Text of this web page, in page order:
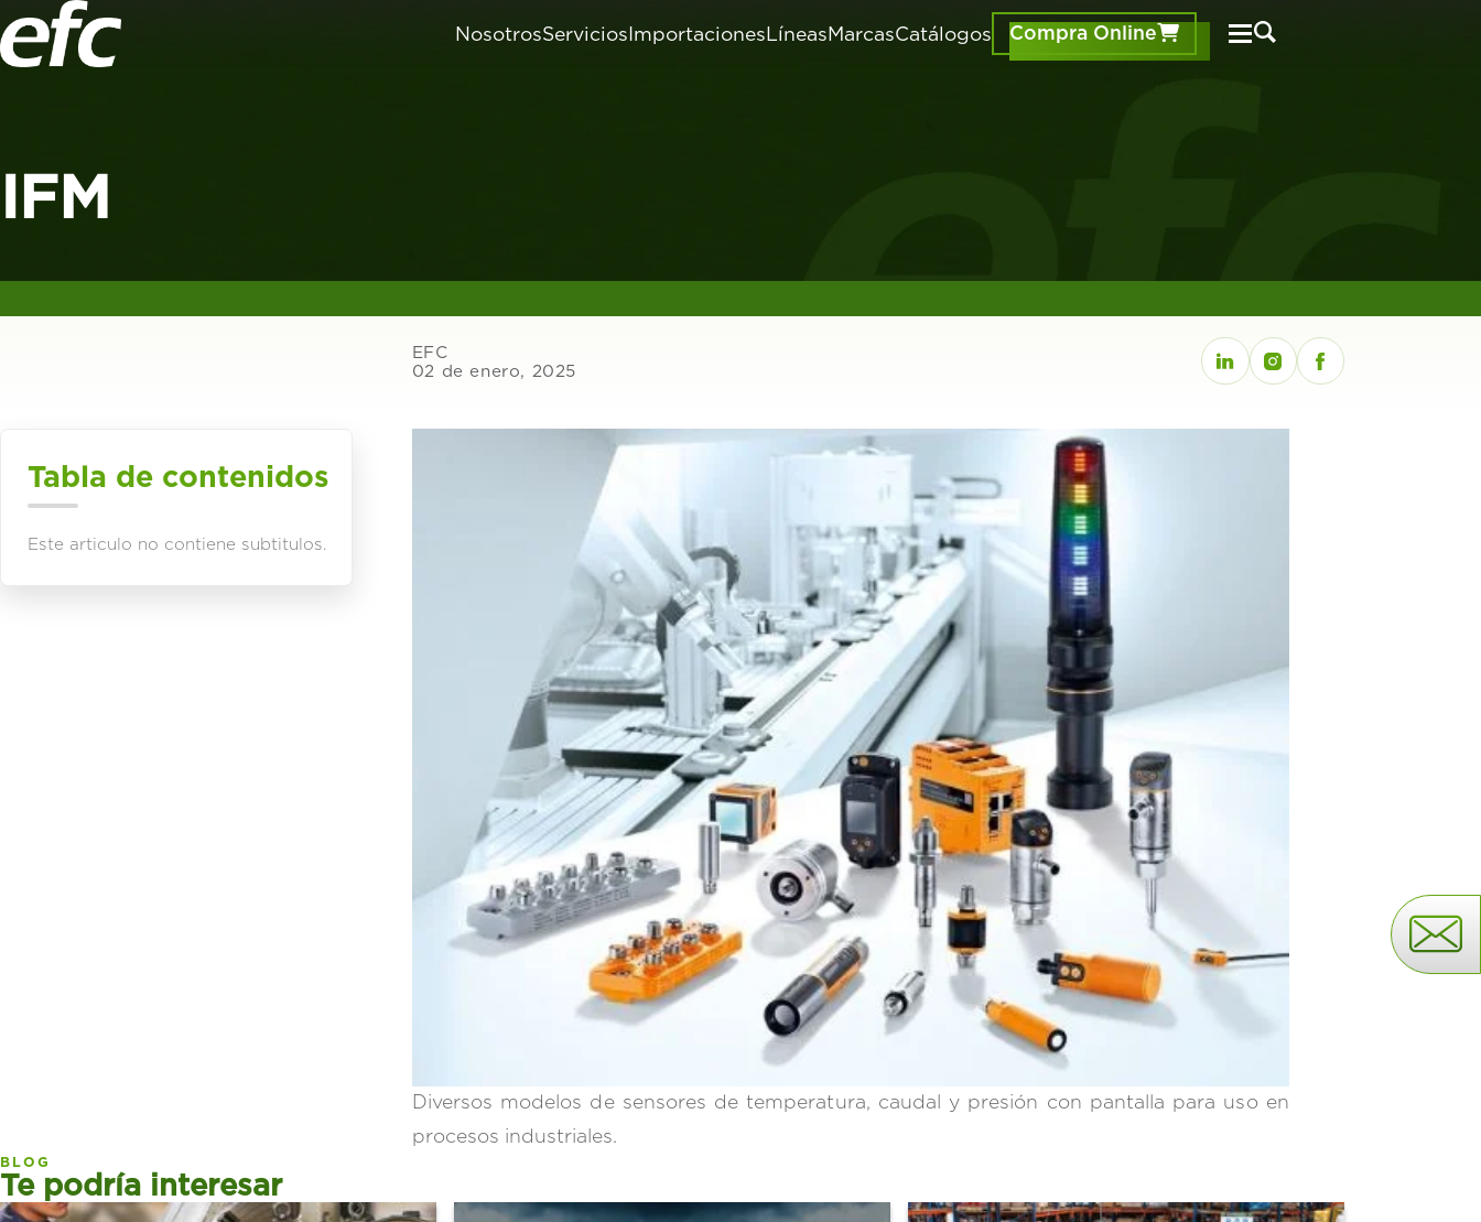
NosotrosServiciosImportacionesLíneasMarcasCatálogos Compra Online
IFM
EFC
02 de enero, 2025
Tabla de contenidos
Este articulo no contiene subtitulos.
Diversos modelos de sensores de temperatura, caudal y presión con pantalla para uso en
procesos industriales.
BLOG
Te podría interesar